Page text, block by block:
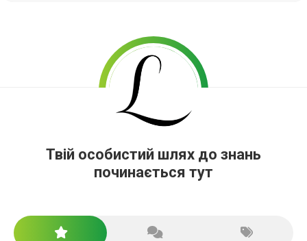
Твій особистий шлях до знань
починається тут